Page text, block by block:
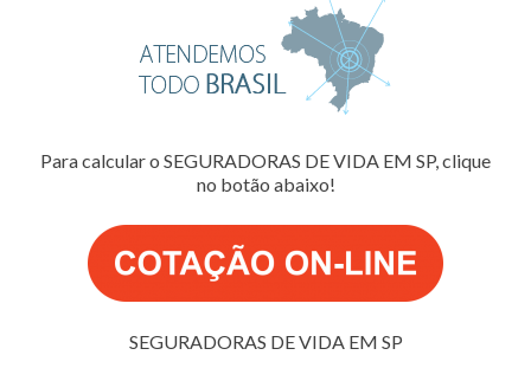
Para calcular o SEGURADORAS DE VIDA EM SP, clique
no botão abaixo!
SEGURADORAS DE VIDA EM SP